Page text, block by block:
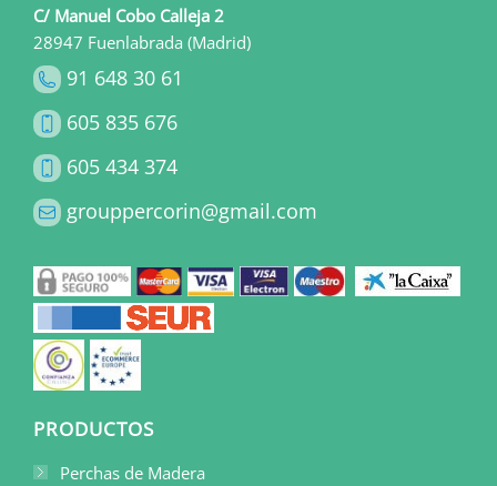
C/ Manuel Cobo Calleja 2
28947 Fuenlabrada (Madrid)
91 648 30 61
605 835 676
605 434 374
grouppercorin@gmail.com
PRODUCTOS
Perchas de Madera